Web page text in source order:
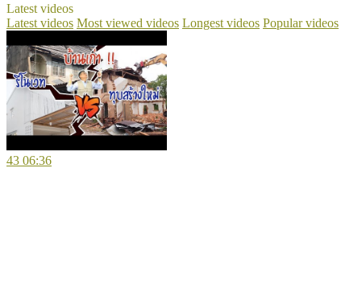
Latest videos
Latest videos Most viewed videos Longest videos Popular videos
43 06:36